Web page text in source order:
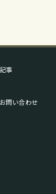
事
問い合わせ